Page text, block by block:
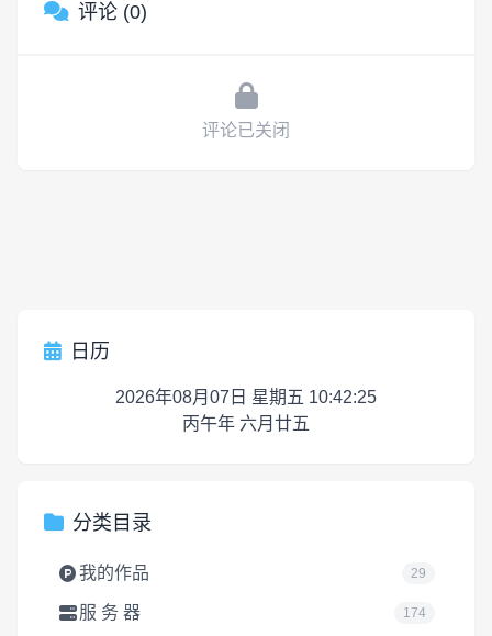
评论 (0)
评论已关闭
日历
2026年08月07日 星期五 10:42:25
丙午年 六月廿五
分类目录
我的作品 29
服 务 器 174